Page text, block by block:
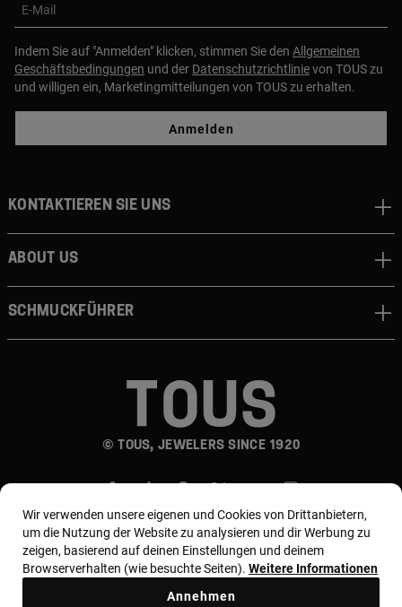
E-Mail
Indem Sie auf "Anmelden" klicken, stimmen Sie den Allgemeinen
Geschäftsbedingungen und der Datenschutzrichtlinievon TOUS zu
und willigen ein, Marketingmitteilungen von TOUS zu erhalten.
Anmelden
© TOUS, JEWELERS SINCE 1920
Kontaktieren sie uns
About us
Schmuckführer
Land und Währung:Germany / Euro
Wir verwenden unsere eigenen und Cookies von Drittanbietern,
um die Nutzung der Website zu analysieren und dir Werbung zu
zeigen, basierend auf deinen Einstellungen und deinem
Browserverhalten (wie besuchte Seiten). Weitere Informationen
Annehmen